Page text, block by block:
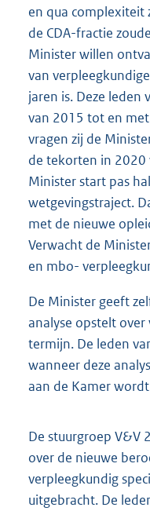
en qua complexiteit
de CDA-fractie
Minister willen
van
jaren is. Deze leden
van 2015 tot en
vragen zij de
de tekorten in 2020
Minister start pas
wetgevingstraject.
met de nieuwe
Verwacht de
en mbo-
De Minister geeft
analyse opstelt
termijn. De leden
wanneer deze
aan de Kamer
De stuurgroep V&V
over de nieuwe
verpleegkundig
uitgebracht. De